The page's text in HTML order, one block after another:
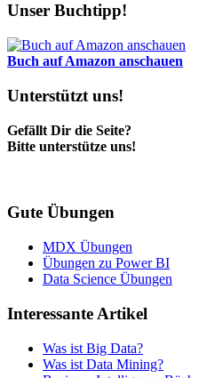
Unser Buchtipp!
Buch auf Amazon anschauen
Unterstützt uns!
Gefällt Dir die Seite?
Bitte unterstütze uns!
Gute Übungen
MDX Übungen
Übungen zu Power BI
Data Science Übungen
Interessante Artikel
Was ist Big Data?
Was ist Data Mining?